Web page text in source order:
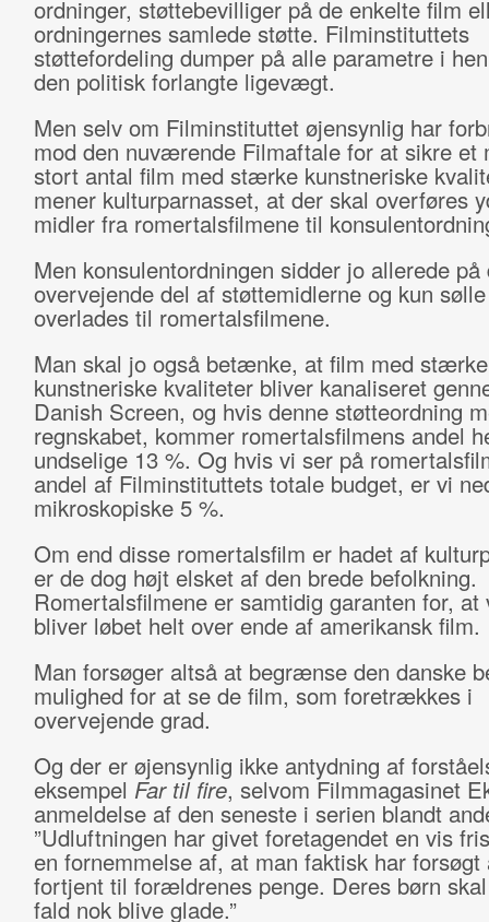
ordninger, støttebevilliger på de enkelte film
ordningernes samlede støtte. Filminstituttets
støttefordeling dumper på alle parametre i
den politisk forlangte ligevægt.
Men selv om Filminstituttet øjensynlig har
mod den nuværende Filmaftale for at sikre et
stort antal film med stærke kunstneriske
mener kulturparnasset, at der skal overføres
midler fra romertalsfilmene til
Men konsulentordningen sidder jo allerede på
overvejende del af støttemidlerne og kun
overlades til romertalsfilmene.
Man skal jo også betænke, at film med stærke
kunstneriske kvaliteter bliver kanaliseret
Danish Screen, og hvis denne støtteordning
regnskabet, kommer romertalsfilmens andel
undselige 13 %. Og hvis vi ser på
andel af Filminstituttets totale budget, er vi
mikroskopiske 5 %.
Om end disse romertalsfilm er hadet af
er de dog højt elsket af den brede befolkning.
Romertalsfilmene er samtidig garanten for, at
bliver løbet helt over ende af amerikansk film.
Man forsøger altså at begrænse den danske
mulighed for at se de film, som foretrækkes i
overvejende grad.
Og der er øjensynlig ikke antydning af
eksempel Far til fire, selvom Filmmagasinet
anmeldelse af den seneste i serien blandt
”Udluftningen har givet foretagendet en vis
en fornemmelse af, at man faktisk har forsøgt
fortjent til forældrenes penge. Deres børn
fald nok blive glade.”